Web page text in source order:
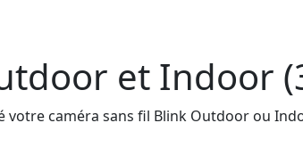
et Indoor
caméra sans fil Blink Outdoor ou